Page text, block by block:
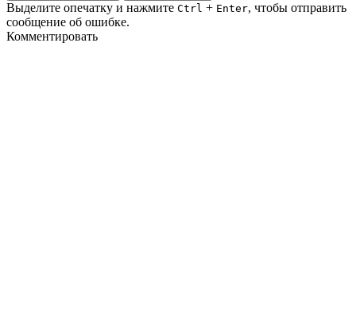
Выделите опечатку и нажмите Ctrl + Enter, чтобы отправить
сообщение об ошибке.
Комментировать